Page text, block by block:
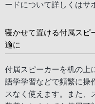
ードについて詳しくはサ
寝かせて置ける付属スピ
適に
付属スピーカーを机の上
語学学習などで頻繁に操
スなく使えます。また、